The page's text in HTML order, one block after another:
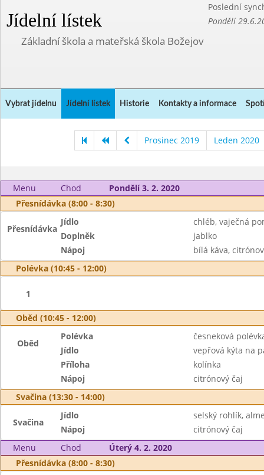
Jídelní lístek
Poslední
Pondělí
Základní škola a mateřská škola Božejov
Vybrat jídelnu Jídelní lístek Historie Kontakty a informace
Prosinec 2019 Leden 2020
Menu Chod
Pondělí 3. 2. 2020
Přesnídávka (8:00 - 8:30)
Přesnídávka
Jídlo
chléb, vaječná
Doplněk
jablko
Nápoj
bílá káva,
Polévka (10:45 - 12:00)
1
Oběd (10:45 - 12:00)
Oběd
Polévka
česneková
Jídlo
vepřová kýta na
Příloha
kolínka
Nápoj
citrónový čaj
Svačina (13:30 - 14:00)
Svačina
Jídlo
selský rohlík,
Nápoj
citrónový čaj
Menu
Chod
Úterý 4. 2. 2020
Přesnídávka (8:00 - 8:30)